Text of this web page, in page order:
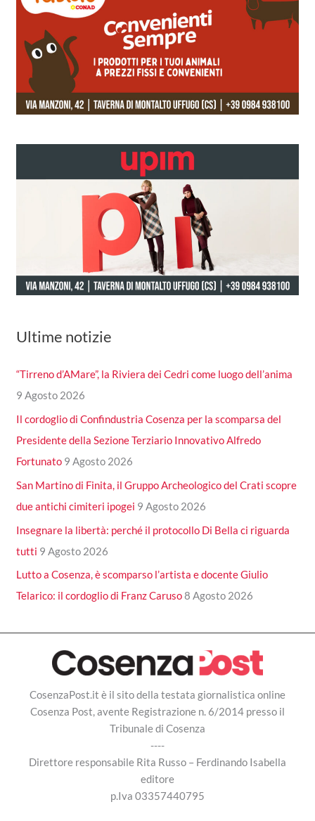
Ultime notizie
“Tirreno d’AMare”, la Riviera dei Cedri come luogo dell’anima
9 Agosto 2026
Il cordoglio di Confindustria Cosenza per la scomparsa del
Presidente della Sezione Terziario Innovativo Alfredo
Fortunato 9 Agosto 2026
San Martino di Finita, il Gruppo Archeologico del Crati scopre
due antichi cimiteri ipogei 9 Agosto 2026
Insegnare la libertà: perché il protocollo Di Bella ci riguarda
tutti 9 Agosto 2026
Lutto a Cosenza, è scomparso l’artista e docente Giulio
Telarico: il cordoglio di Franz Caruso8 Agosto 2026
CosenzaPost.it è il sito della testata giornalistica online
Cosenza Post, avente Registrazione n. 6/2014 presso il
Tribunale di Cosenza
----
Direttore responsabile Rita Russo – Ferdinando Isabella
editore
p.Iva 03357440795